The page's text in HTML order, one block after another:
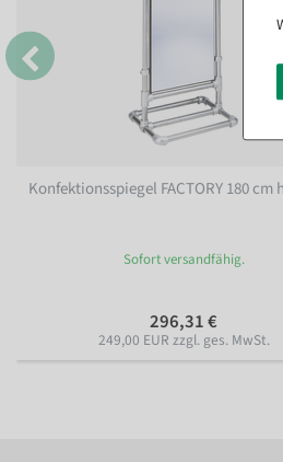
Konfektionsspiegel FACTORY 180 cm
Sofort versandfähig.
296,31 €
249,00 EUR zzgl. ges. MwSt.